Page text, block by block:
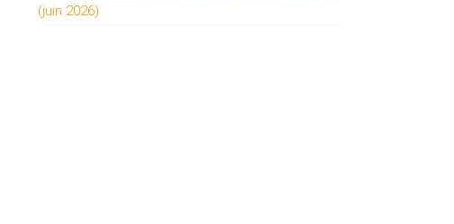
(juin 2026)